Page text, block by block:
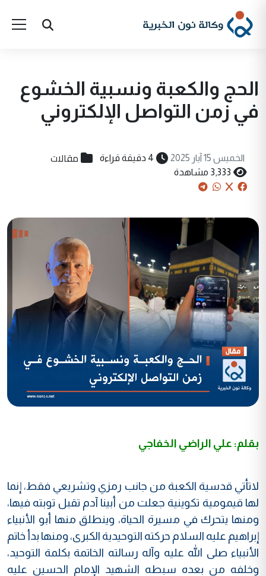
الحج والكعبة ونسبية الخشوع
في زمن التواصل الإلكتروني
الخميس 15 آيار 2025 4 دقيقة قراءة مقالات
3,333 مشاهدة
بقلم: علي الراضي الخفاجي
لاتأتي قدسية الكعبة من جانب رمزي وتشريعي فقط، إنما
لها قيمومية تكوينية جعلت من أبينا آدم تقبل توبته فيها،
ومنها يتحرك في مسيرة الحياة، وينطلق منها أبو الأنبياء
إبراهيم عليه السلام حركته التوحيدية الكبرى، ومنها بدأ خاتم
الأنبياء صلى الله عليه وآله رسالته الخاتمة بكلمة التوحيد،
وخلفه من بعده سبطه الشهيد الإمام الحسين عليه